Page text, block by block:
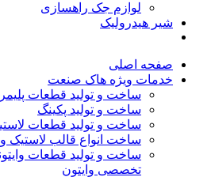
لوازم جک راهسازی
شیر هیدرولیک
صفحه اصلی
خدمات ویژه هاک صنعت
ساخت و تولید قطعات
ساخت و تولید پکینگ
ساخت و تولید قطعات
ساخت انواع قالب لاستیک
ساخت و تولید قطعات
تخصصی وایتون